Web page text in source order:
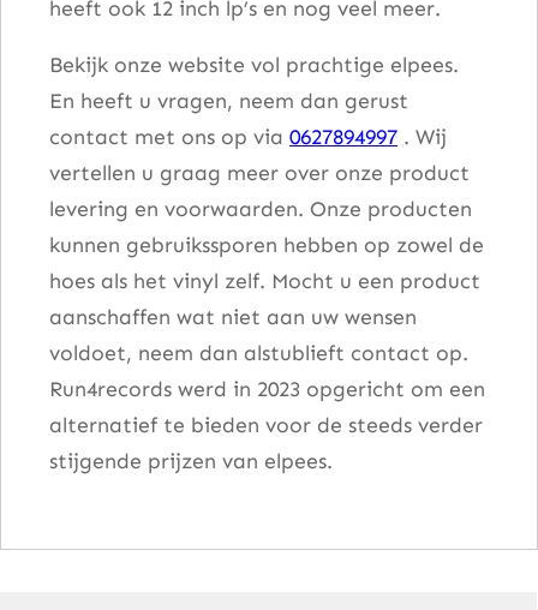
heeft ook 12 inch lp’s en nog veel meer.
Bekijk onze website vol prachtige elpees.
En heeft u vragen, neem dan gerust
contact met ons op via 0627894997 . Wij
vertellen u graag meer over onze product
levering en voorwaarden. Onze producten
kunnen gebruikssporen hebben op zowel de
hoes als het vinyl zelf. Mocht u een product
aanschaffen wat niet aan uw wensen
voldoet, neem dan alstublieft contact op.
Run4records werd in 2023 opgericht om een
alternatief te bieden voor de steeds verder
stijgende prijzen van elpees.